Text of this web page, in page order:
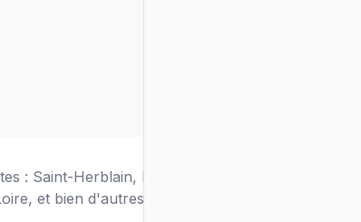
: Saint-Herblain, Rezé, Orvault,
et bien d'autres.